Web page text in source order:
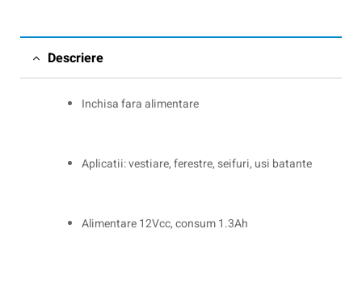
Descriere
Inchisa fara alimentare
Aplicatii: vestiare, ferestre, seifuri, usi batante
Alimentare 12Vcc, consum 1.3Ah